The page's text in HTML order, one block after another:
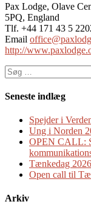
Pax Lodge, Olave
5PQ, England
Tlf. +44 171 43 5
Email
http://
Søg
efter:
Seneste indlæg
Spejder i
Ung i Norden
OPEN CALL:
Tænkedag 2026
Open call til
Arkiv